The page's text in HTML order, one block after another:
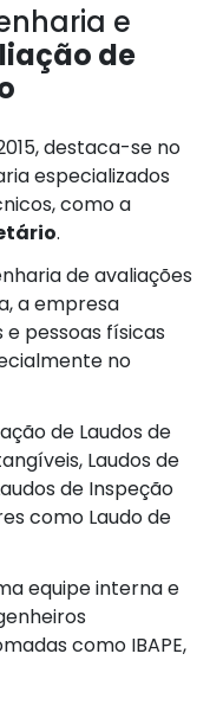
e
de
destaca-se no
especializados
como a
.
de avaliações
a empresa
pessoas físicas
no
de Laudos de
Laudos de
de Inspeção
como Laudo de
equipe interna e
como IBAPE,